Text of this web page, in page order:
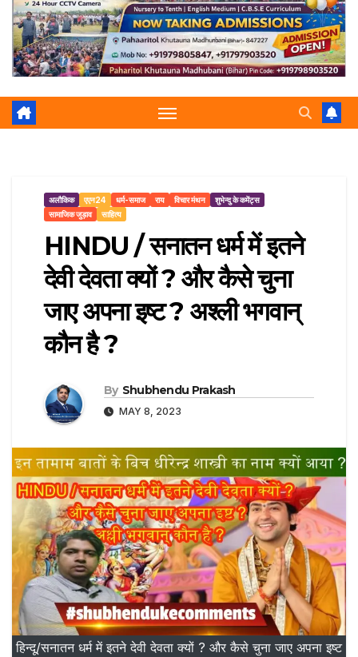
अलौकिक एएन24 धर्म-समाज राय विचार मंथन
शुभेन्दु के कमेंट्स
सामाजिक जुड़ाव
साहित्य
HINDU / सनातन धर्म में इतने
देवी देवता क्यों ? और कैसे चुना
जाए अपना इष्ट ? अश्ली भगवान्
कौन है ?
By Shubhendu Prakash
MAY 8, 2023
हिन्दू/सनातन धर्म में इतने देवी देवता क्यों ? और कैसे चुना जाए अपना इष्ट
pa
m
e